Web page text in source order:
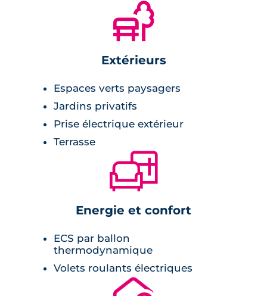
🌲
Extérieurs
Espaces verts paysagers
Jardins privatifs
Prise électrique extérieur
Terrasse
🛋
Energie et confort
ECS par ballon
thermodynamique
Volets roulants électriques